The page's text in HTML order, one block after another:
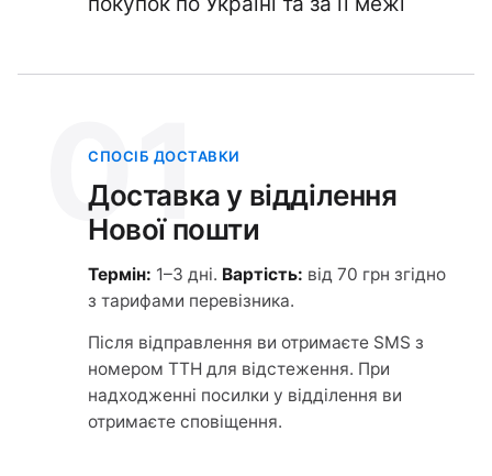
01
СПОСІБ ДОСТАВКИ
Доставка у відділення
Нової пошти
Термін: 1–3 дні. Вартість: від 70 грн згідно
з тарифами перевізника.
Після відправлення ви отримаєте SMS з
номером ТТН для відстеження. При
надходженні посилки у відділення ви
отримаєте сповіщення.